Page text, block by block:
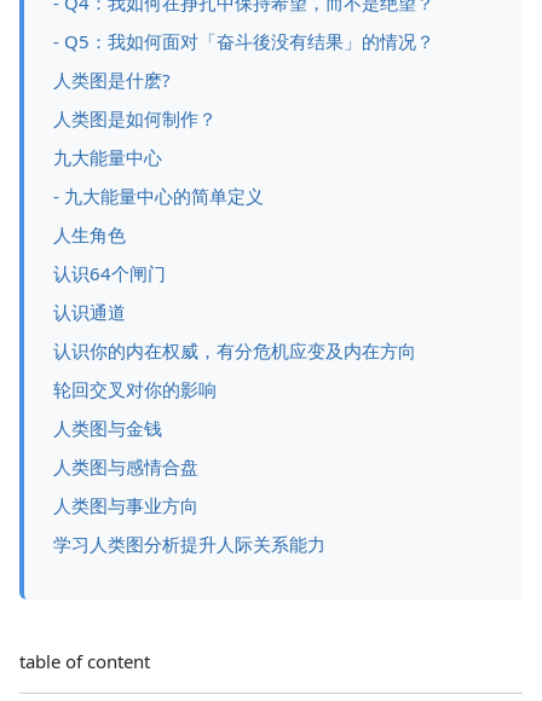
- Q5：我如何面对「奋斗後没有结果」的情况？
人类图是什麽?
人类图是如何制作？
九大能量中心
- 九大能量中心的简单定义
人生角色
认识64个闸门
认识通道
认识你的内在权威，有分危机应变及内在方向
轮回交叉对你的影响
人类图与金钱
人类图与感情合盘
人类图与事业方向
学习人类图分析提升人际关系能力
table of content